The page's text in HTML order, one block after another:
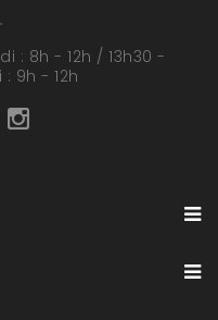
: 8h - 12h / 13h30 -
9h - 12h